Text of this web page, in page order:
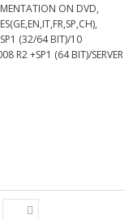
ON DVD,
(32/64 BIT)/10
R2 +SP1 (64 BIT)/SERVER